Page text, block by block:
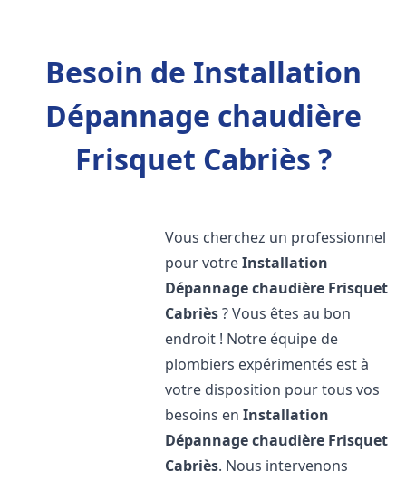
Besoin de Installation
Dépannage chaudière
Frisquet Cabriès ?
Vous cherchez un professionnel
pour votreInstallation
Dépannage chaudière Frisquet
Cabriès? Vous êtes au bon
endroit ! Notre équipe de
plombiers expérimentés est à
votre disposition pour tous vos
besoins enInstallation
Dépannage chaudière Frisquet
Cabriès. Nous intervenons